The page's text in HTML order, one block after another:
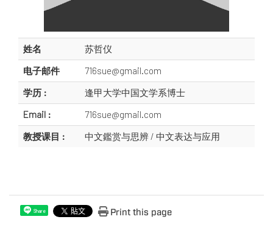
姓名
苏哲仪
电子邮件
716sue@gmail.com
学历 :
逢甲大学中国文学系博士
Email :
716sue@gmail.com
教授课目 :
中文鑑赏与思辨 / 中文表达与应用
Share Print this page